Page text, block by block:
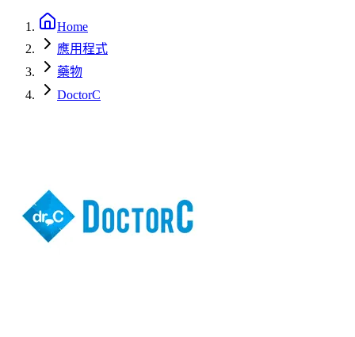
Home
應用程式
藥物
DoctorC